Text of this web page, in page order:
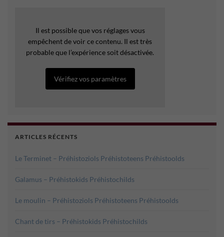
Il est possible que vos réglages vous
empêchent de voir ce contenu. Il est très
probable que l’expérience soit désactivée.
Vérifiez vos paramètres
ARTICLES RÉCENTS
Le Terminet – Préhistoziols Préhistoteens Préhistoolds
Galamus – Préhistokids Préhistochilds
Le moulin – Préhistoziols Préhistoteens Préhistoolds
Chant de tirs – Préhistokids Préhistochilds